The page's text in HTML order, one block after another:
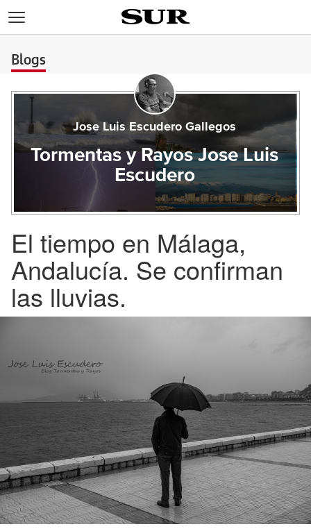
Blogs
Jose Luis Escudero Gallegos
Tormentas y Rayos Jose Luis
Escudero
El tiempo en Málaga,
Andalucía. Se confirman
las lluvias.